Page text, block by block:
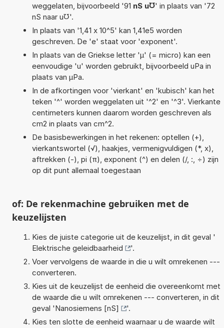
weggelaten, bijvoorbeeld '91 nS u℧' in plaats van '72
nS naar u℧'.
In plaats van '1,41 x 10^5' kan 1,41e5 worden
geschreven. De 'e' staat voor 'exponent'.
In plaats van de Griekse letter 'µ' (= micro) kan een
eenvoudige 'u' worden gebruikt, bijvoorbeeld uPa in
plaats van µPa.
In de afkortingen voor 'vierkant' en 'kubisch' kan het
teken '^' worden weggelaten uit '^2' en '^3'. Vierkante
centimeters kunnen daarom worden geschreven als
cm2 in plaats van cm^2.
De basisbewerkingen in het rekenen: optellen (+),
vierkantswortel (√), haakjes, vermenigvuldigen (*, x),
aftrekken (-), pi (π), exponent (^) en delen (/, :, ÷) zijn
op dit punt allemaal toegestaan
of: De rekenmachine gebruiken met de
keuzelijsten
Kies de juiste categorie uit de keuzelijst, in dit geval '
Elektrische geleidbaarheid
'.
Voer vervolgens de waarde in die u wilt omrekenen ---
converteren.
Kies uit de keuzelijst de eenheid die overeenkomt met
de waarde die u wilt omrekenen --- converteren, in dit
geval 'Nanosiemens [nS]
'.
Kies ten slotte de eenheid waarnaar u de waarde wilt